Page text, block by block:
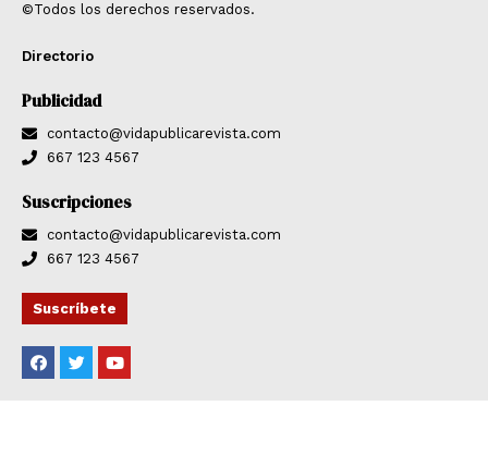
©Todos los derechos reservados.
Directorio
Publicidad
contacto@vidapublicarevista.com
667 123 4567
Suscripciones
contacto@vidapublicarevista.com
667 123 4567
Suscríbete
F
a
c
T
w
i
Y
o
u